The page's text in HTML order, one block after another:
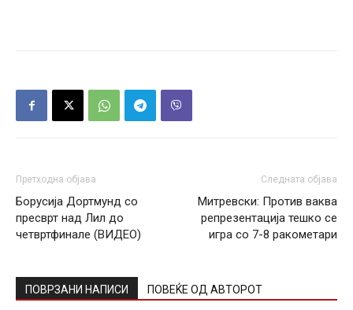
Претходна објава
Борусија Дортмунд со
пресврт над Лил до
четвртфинале (ВИДЕО)
Следната објава
Митревски: Против ваква
репрезентација тешко се
игра со 7-8 ракометари
ПОВРЗАНИ НАПИСИ ПОВЕЌЕ ОД АВТОРОТ